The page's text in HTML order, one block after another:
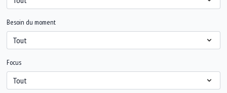
Besoin du moment
Focus